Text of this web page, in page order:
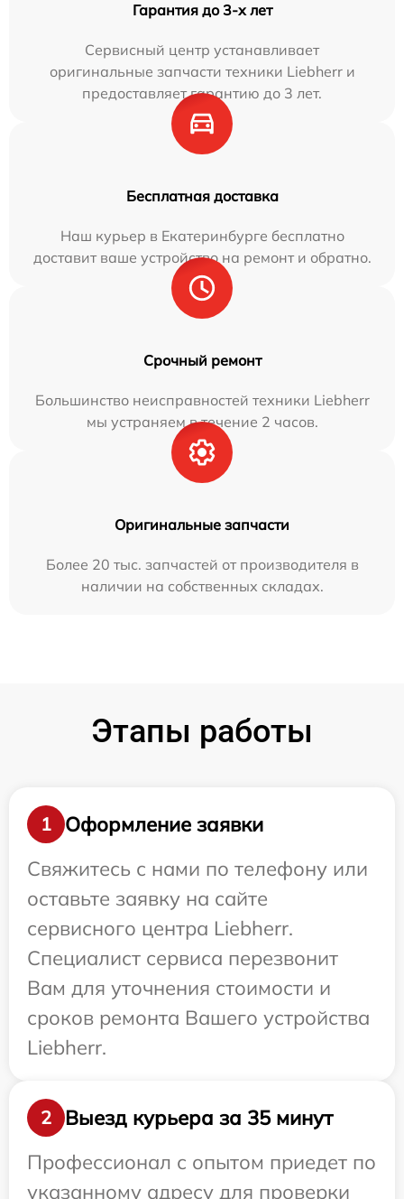
Гарантия до 3-х лет
Сервисный центр устанавливает
оригинальные запчасти техники Liebherr и
предоставляет гарантию до 3 лет.
Бесплатная доставка
Наш курьер в Екатеринбурге бесплатно
доставит ваше устройство на ремонт и обратно.
Срочный ремонт
Большинство неисправностей техники Liebherr
мы устраняем в течение 2 часов.
Оригинальные запчасти
Более 20 тыс. запчастей от производителя в
наличии на собственных складах.
Этапы работы
1
Оформление заявки
Свяжитесь с нами по телефону или
оставьте заявку на сайте
сервисного центра Liebherr.
Специалист сервиса перезвонит
Вам для уточнения стоимости и
сроков ремонта Вашего устройства
Liebherr.
2
Выезд курьера за 35 минут
Профессионал с опытом приедет по
указанному адресу для проверки